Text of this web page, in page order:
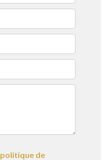
politique de